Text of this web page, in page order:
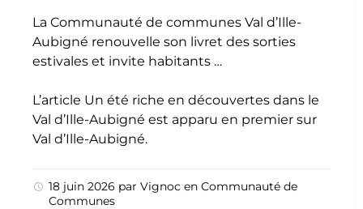
La Communauté de communes Val d’Ille-
Aubigné renouvelle son livret des sorties
estivales et invite habitants …
L’article Un été riche en découvertes dans le
Val d’Ille-Aubigné est apparu en premier sur
Val d’Ille-Aubigné.
18 juin 2026 par Vignoc en Communauté de
Communes